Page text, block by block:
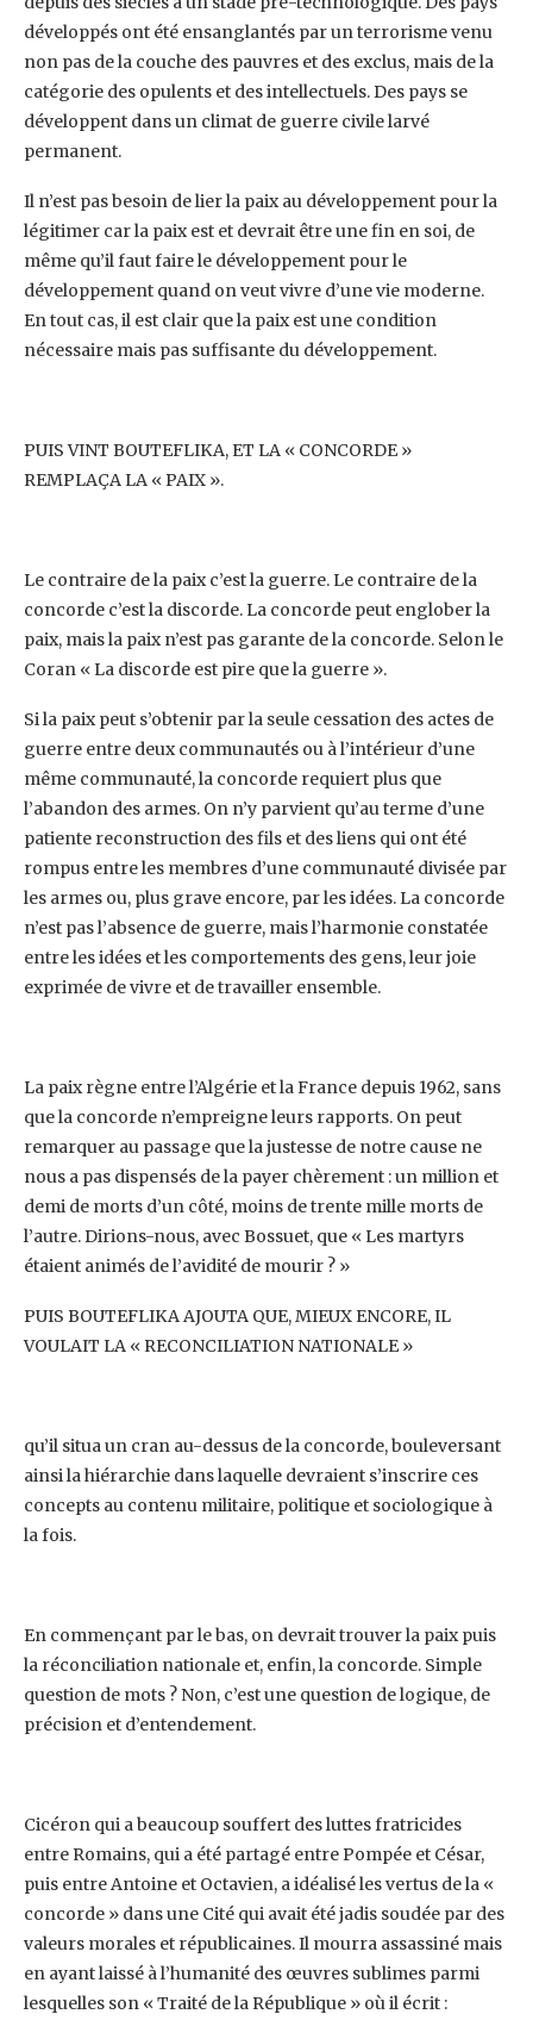
développés ont été ensanglantés par un terrorisme venu
‎non pas de la couche des pauvres et des exclus, mais de la
catégorie des opulents et des ‎intellectuels. Des pays se
développent dans un climat de guerre civile larvé
permanent.‎
Il n’est pas besoin de lier la paix au développement pour la
légitimer car la paix est et devrait être ‎une fin en soi, de
même qu’il faut faire le développement pour le
développement quand on veut ‎vivre d’une vie moderne.
En tout cas, il est clair que la paix est une condition
nécessaire mais pas ‎suffisante du développement.
PUIS VINT BOUTEFLIKA, ET LA « CONCORDE »
REMPLAÇA LA « PAIX ».
Le contraire de la paix c’est la guerre. Le contraire de la
concorde c’est la discorde. La concorde peut ‎englober la
paix, mais la paix n’est pas garante de la concorde. Selon le
Coran « La discorde est pire ‎que la guerre ». ‎
Si la paix peut s’obtenir par la seule cessation des actes de
guerre entre deux communautés ou à ‎l’intérieur d’une
même communauté, la concorde requiert plus que
l’abandon des armes. On n’y ‎parvient qu’au terme d’une
patiente reconstruction des fils et des liens qui ont été
rompus entre ‎les membres d’une communauté divisée par
les armes ou, plus grave encore, par les idées. La ‎concorde
n’est pas l’absence de guerre, mais l’harmonie constatée
entre les idées et les ‎comportements des gens, leur joie
exprimée de vivre et de travailler ensemble.
La paix règne entre l’Algérie et la France depuis 1962, sans
que la concorde n’empreigne leurs ‎rapports. On peut
remarquer au passage que la justesse de notre cause ne
nous a pas dispensés de ‎la payer chèrement : un million et
demi de morts d’un côté, moins de trente mille morts de
l’autre. ‎Dirions-nous, avec Bossuet, que « Les martyrs
étaient animés de l’avidité de mourir ? »‎
PUIS BOUTEFLIKA AJOUTA QUE, MIEUX ENCORE, IL
VOULAIT LA « RECONCILIATION NATIONALE »
qu’il situa un cran au-dessus de la concorde, bouleversant
ainsi la hiérarchie dans laquelle devraient ‎s’inscrire ces
concepts au contenu militaire, politique et sociologique à
la fois.
En commençant par le bas, on devrait trouver la paix puis
la réconciliation nationale et, enfin, la ‎concorde. Simple
question de mots ? Non, c’est une question de logique, de
précision et ‎d’entendement.
Cicéron qui a beaucoup souffert des luttes fratricides
entre Romains, qui a été partagé entre ‎Pompée et César,
puis entre Antoine et Octavien, a idéalisé les vertus de la «
concorde » dans une ‎Cité qui avait été jadis soudée par des
valeurs morales et républicaines. Il mourra assassiné mais
en ‎ayant laissé à l’humanité des œuvres sublimes parmi
lesquelles son « Traité de la République » où il ‎écrit :‎